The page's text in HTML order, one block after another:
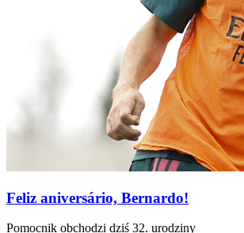
Feliz aniversário, Bernardo!
Pomocnik obchodzi dziś 32. urodziny